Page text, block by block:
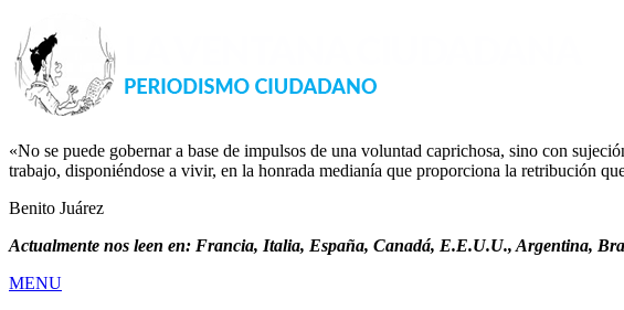
«No se puede gobernar a base de impulsos de una voluntad caprichosa, sino con
trabajo, disponiéndose a vivir, en la honrada medianía que proporciona la retribución
Benito Juárez
Actualmente nos leen en: Francia, Italia, España, Canadá, E.E.U.U., Argentina,
MENU